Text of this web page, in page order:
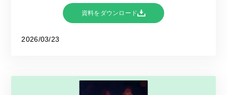
資料をダウンロード
2026/03/23